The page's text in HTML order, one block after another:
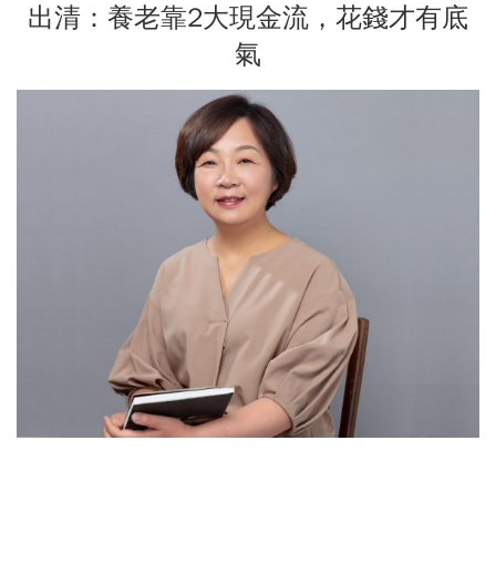
出清：養老靠2大現金流，花錢才有底
氣